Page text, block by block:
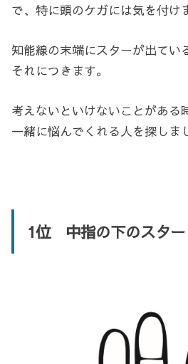
で、特に頭のケガには気を付け
知能線の末端にスターが出てい
それにつきます。
考えないといけないことがある
一緒に悩んでくれる人を探しま
1位 中指の下のスター